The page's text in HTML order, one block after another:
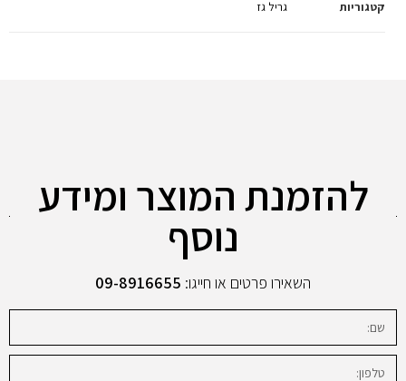
קטגוריות גריל גז
להזמנת המוצר ומידע
נוסף
השאירו פרטים או חייגו: 09-8916655